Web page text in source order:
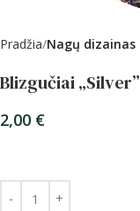
Pradžia Nagų dizainas
Blizgučiai „Silver”
2,00 €